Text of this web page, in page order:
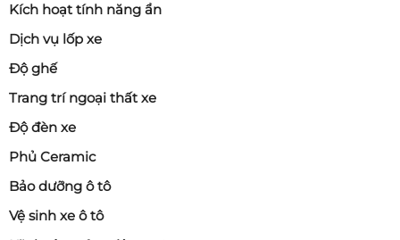
Kích hoạt tính năng ẩn
Dịch vụ lốp xe
Độ ghế
Trang trí ngoại thất xe
Độ đèn xe
Phủ Ceramic
Bảo dưỡng ô tô
Vệ sinh xe ô tô